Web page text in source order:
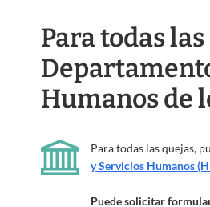
Para todas
Humanos de
Para todas las quejas,
y Servicios Humanos
Puede solicitar